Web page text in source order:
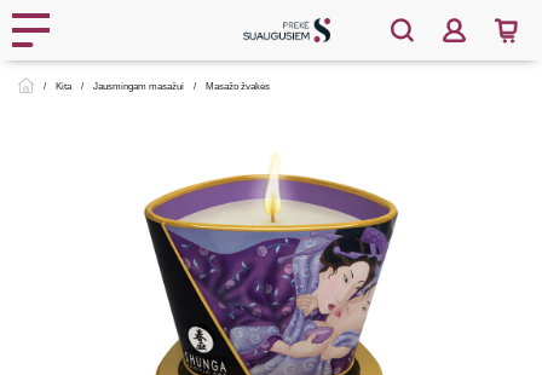
Kita Jausmingam masažui Masažo žvakės